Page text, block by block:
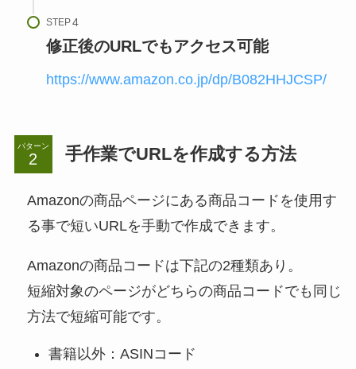
STEP
修正後のURLでもアクセス可能
https://www.amazon.co.jp/dp/B082HHJCSP/
パターン 手作業でURLを作成する方法
Amazonの商品ページにある商品コードを使用す
る事で短いURLを手動で作成できます。
Amazonの商品コードは下記の2種類あり。
短縮対象のページがどちらの商品コードでも同じ
方法で短縮可能です。
書籍以外：ASINコード